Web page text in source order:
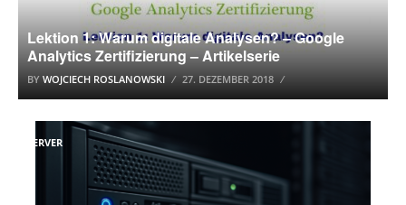
Lektion 1: Warum digitale Analysen? – Google
Analytics Zertifizierung – Artikelserie
BY WOJCIECH ROSLANOWSKI 27. DEZEMBER 2018
SERVER